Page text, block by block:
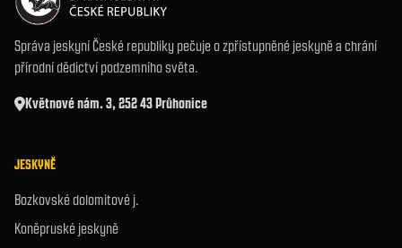
Správa jeskyní České republiky pečuje o zpřístupněné jeskyně a chrání
přírodní dědictví podzemního světa.
Květnové nám. 3, 252 43 Průhonice
JESKYNĚ
Bozkovské dolomitové j.
Koněpruské jeskyně